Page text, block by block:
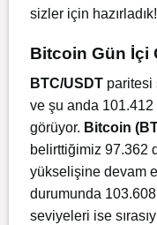
sizler için hazırladık!
Bitcoin Gün İçi
BTC/USDT paritesi
ve şu anda 101.412
görüyor. Bitcoin
belirttiğimiz 97.362
yükselişine devam
durumunda
seviyeleri ise